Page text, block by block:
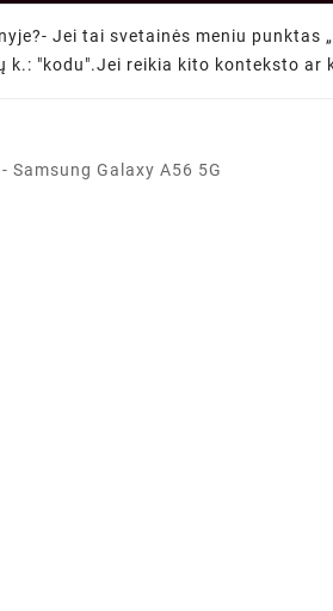
Jei tai svetainės meniu punktas
k.: "kodu".Jei reikia kito konteksto